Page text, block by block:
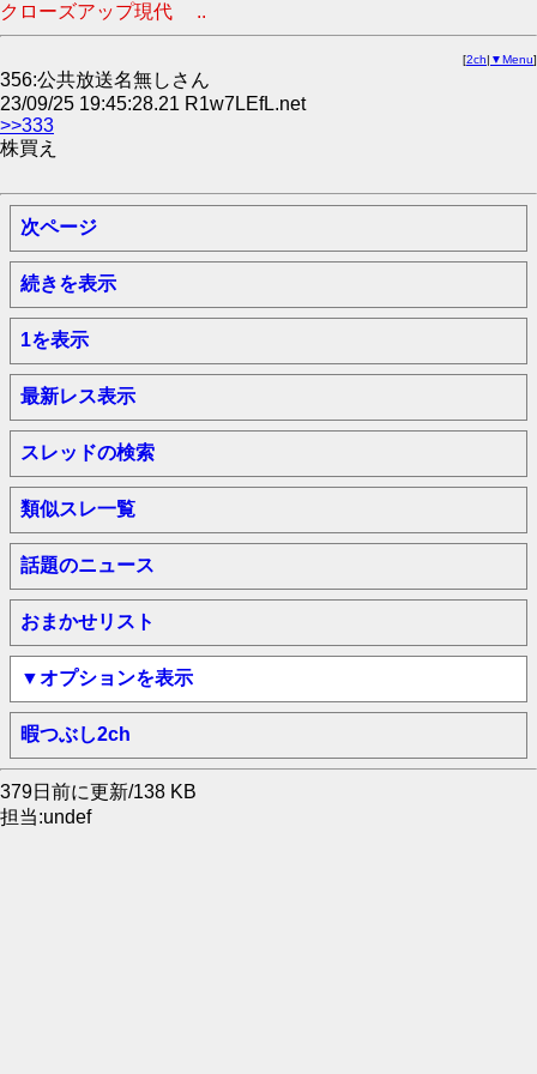
クローズアップ現代 ..
[2ch| ▼Menu]
356:公共放送名無しさん
23/09/25 19:45:28.21 R1w7LEfL.net
>>333
株買え
次ページ
続きを表示
1を表示
最新レス表示
スレッドの検索
類似スレ一覧
話題のニュース
おまかせリスト
▼オプションを表示
暇つぶし2ch
379日前に更新/138 KB
担当:undef